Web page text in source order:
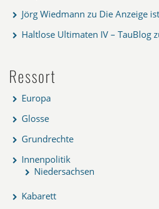
Jörg Wiedmann zu Die Anzeige
Haltlose Ultimaten IV – TauBlog
Ressort
Europa
Glosse
Grundrechte
Innenpolitik
Niedersachsen
Kabarett